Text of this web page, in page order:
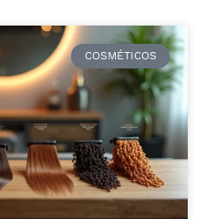
COSMÉTICOS